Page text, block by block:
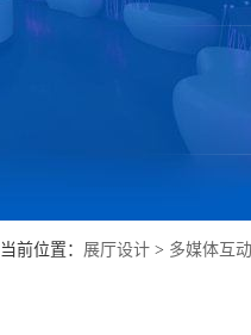
当前位置： 展厅设计 > 多媒体互动